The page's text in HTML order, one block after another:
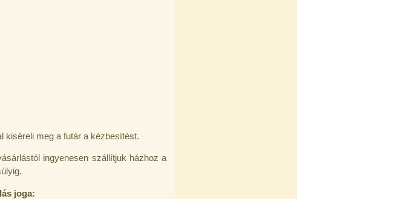
kiséreli meg a futár a kézbesítést.
ingyenesen szállítjuk házhoz a
joga: